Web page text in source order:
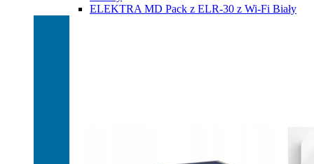
ELEKTRA MD Pack z ELR-30 z Wi-Fi Biały